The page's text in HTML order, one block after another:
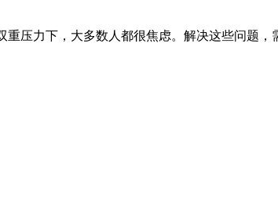
力下，大多数人都很焦虑。解决这些问题，